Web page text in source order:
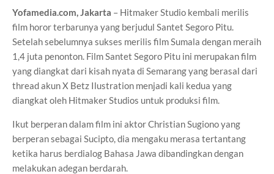
Yofamedia.com, Jakarta – Hitmaker Studio kembali merilis
film horor terbarunya yang berjudul Santet Segoro Pitu.
Setelah sebelumnya sukses merilis film Sumala dengan meraih
1,4 juta penonton. Film Santet Segoro Pitu ini merupakan film
yang diangkat dari kisah nyata di Semarang yang berasal dari
thread akun X Betz Ilustration menjadi kali kedua yang
diangkat oleh Hitmaker Studios untuk produksi film.
Ikut berperan dalam film ini aktor Christian Sugiono yang
berperan sebagai Sucipto, dia mengaku merasa tertantang
ketika harus berdialog Bahasa Jawa dibandingkan dengan
melakukan adegan berdarah.